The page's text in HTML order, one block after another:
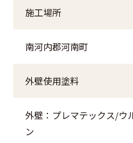
施工場所
南河内郡河南町
外壁使用塗料
外壁：プレマテックス/
ン